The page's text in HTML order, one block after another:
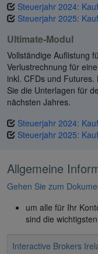
Steuerjahr 2024:
Steuerjahr 2025:
Ultimate-Modul
Vollständige Auflistung
Verlustrechnung für eine
inkl. CFDs und
Sie die Unterlagen für
nächsten Jahres.
Steuerjahr 2024:
Steuerjahr 2025:
Allgemeine
Gehen Sie zum
um alle für Ihr
sind die
Interactive Brokers